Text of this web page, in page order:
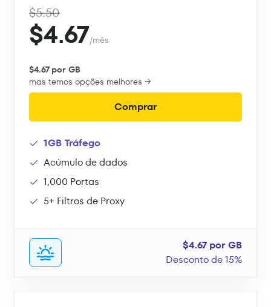
$5.50
$4.67/mês
$4.67 por GB
mas temos opções melhores →
Comprar
1GB Tráfego
Acúmulo de dados
1,000 Portas
5+ Filtros de Proxy
$4.67 por GB
Desconto de 15%